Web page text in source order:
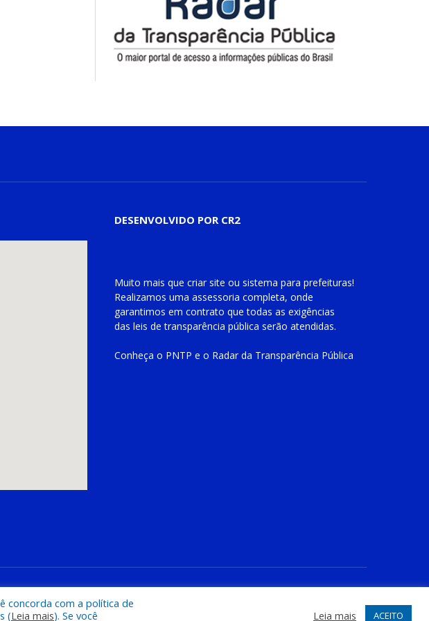
DESENVOLVIDO POR CR2
Muito mais que criar site ou sistema para prefeituras!
Realizamos uma assessoria completa, onde
garantimos em contrato que todas as exigências
das leis de transparência pública serão atendidas.
Conheça o PNTP e o Radar da Transparência Pública
concorda com a política de
(Leia mais). Se você Leia mais ACEITO